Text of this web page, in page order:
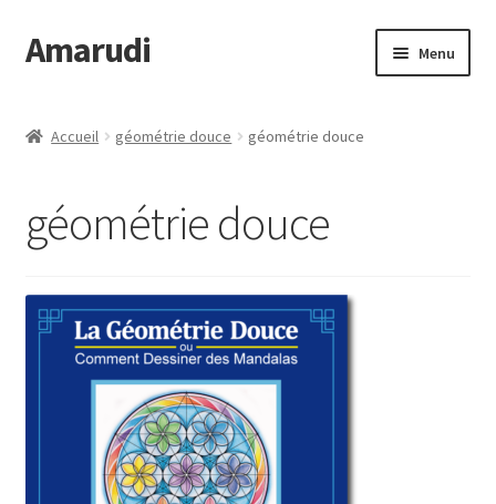
Aller
à
navigation
Aller
au
Amarudi Menu
Ateliers en ligne
Commande
Accueil géométrie douce géométrie douce
géométrie douce